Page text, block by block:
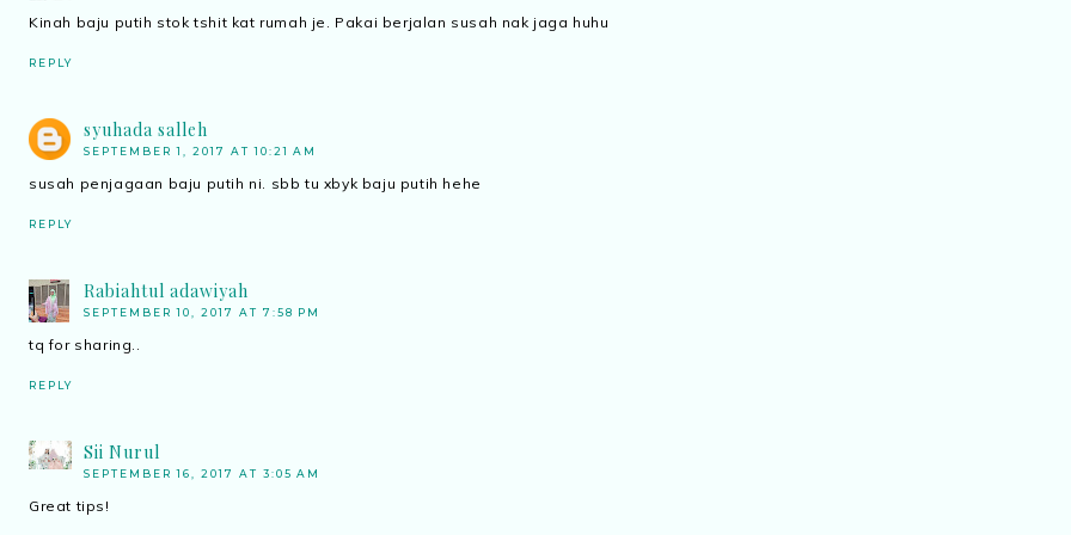
Kinah baju putih stok tshit kat rumah je. Pakai berjalan susah nak jaga huhu
REPLY
syuhada salleh
SEPTEMBER 1, 2017 AT 10:21 AM
susah penjagaan baju putih ni. sbb tu xbyk baju putih hehe
REPLY
Rabiahtul adawiyah
SEPTEMBER 10, 2017 AT 7:58 PM
tq for sharing..
REPLY
Sii Nurul
SEPTEMBER 16, 2017 AT 3:05 AM
Great tips!